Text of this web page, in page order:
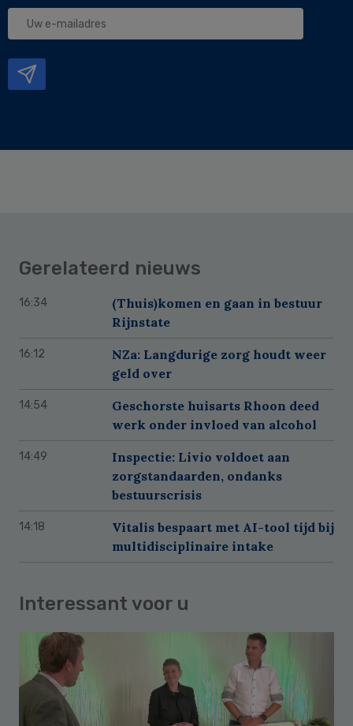
Uw
Gerelateerd nieuws
16:34
(Thuis)komen en gaan in bestuur
Rijnstate
16:12
NZa: Langdurige zorg houdt weer
geld over
14:54
Geschorste huisarts Rhoon deed
werk onder invloed van alcohol
14:49
Inspectie: Livio voldoet aan
zorgstandaarden, ondanks
bestuurscrisis
14:18
Vitalis bespaart met AI-tool tijd bij
multidisciplinaire intake
Interessant voor u